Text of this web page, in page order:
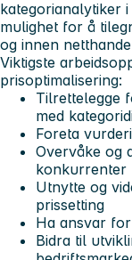
kategorianalytiker i
mulighet for å
og innen
Viktigste
prisoptimalisering:
Tilrettelegge
med
Foreta
Overvåke og
konkurrenter
Utnytte og
prissetting
Ha ansvar
Bidra til